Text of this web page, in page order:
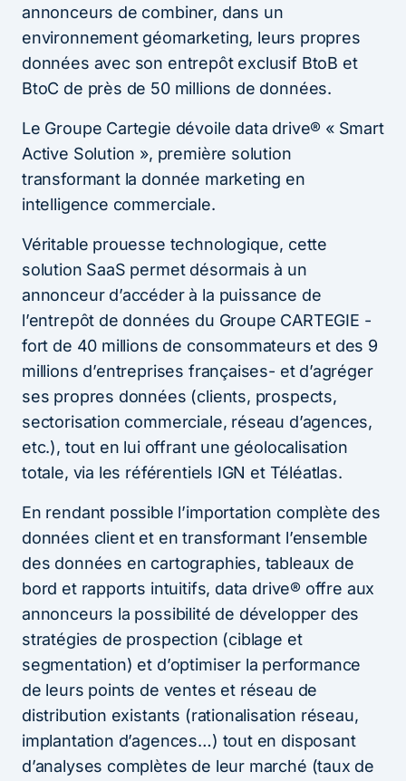
annonceurs de combiner, dans un
environnement géomarketing, leurs propres
données avec son entrepôt exclusif BtoB et
BtoC de près de 50 millions de données.
Le Groupe Cartegie dévoile data drive® « Smart
Active Solution », première solution
transformant la donnée marketing en
intelligence commerciale.
Véritable prouesse technologique, cette
solution SaaS permet désormais à un
annonceur d’accéder à la puissance de
l’entrepôt de données du Groupe CARTEGIE -
fort de 40 millions de consommateurs et des 9
millions d’entreprises françaises- et d’agréger
ses propres données (clients, prospects,
sectorisation commerciale, réseau d’agences,
etc.), tout en lui offrant une géolocalisation
totale, via les référentiels IGN et Téléatlas.
En rendant possible l’importation complète des
données client et en transformant l’ensemble
des données en cartographies, tableaux de
bord et rapports intuitifs, data drive® offre aux
annonceurs la possibilité de développer des
stratégies de prospection (ciblage et
segmentation) et d’optimiser la performance
de leurs points de ventes et réseau de
distribution existants (rationalisation réseau,
implantation d’agences…) tout en disposant
d’analyses complètes de leur marché (taux de